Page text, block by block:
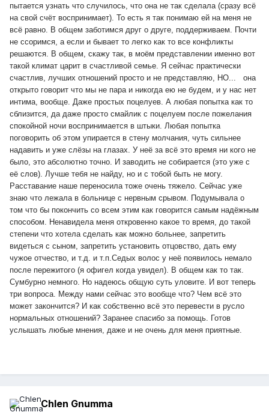
пытается узнать что случилось, что она не так сделала (сразу всё
на свой счёт воспринимает). То есть я так понимаю ей на меня не
всё равно. В общем заботимся друг о друге, поддерживаем. Почти
не ссоримся, а если и бывает то легко как то все конфликты
решаются. В общем, скажу так, в моём представлении именно вот
такой климат царит в счастливой семье. Я сейчас практически
счастлив, лучших отношений просто и не представляю, НО... она
открыто говорит что мы не пара и никогда ею не будем, и у нас нет
интима, вообще. Даже простых поцелуев. А любая попытка как то
сблизится, да даже просто смайлик с поцелуем после пожелания
спокойной ночи воспринимается в штыки. Любая попытка
поговорить об этом упирается в стену молчания, чуть сильнее
надавить и уже слёзы на глазах. У неё за всё это время ни кого не
было, это абсолютно точно. И заводить не собирается (это уже с
её слов). Лучше тебя не найду, но и с тобой быть не могу.
Расставание наше переносила тоже очень тяжело. Сейчас уже
знаю что лежала в больнице с нервным срывом. Подумывала о
том что бы покончить со всем этим как говорится самым надёжным
способом. Ненавидела меня откровенно какое то время, до такой
степени что хотела сделать как можно больнее, запретить
видеться с сыном, запретить установить отцовство, дать ему
чужое отчество, и т.д. и т.п.Седых волос у неё появилось немало
после пережитого (я офигел когда увидел). В общем как то так.
Сумбурно немного. Но надеюсь общую суть уловите. И вот теперь
три вопроса. Между нами сейчас это вообще что? Чем всё это
может закончится? И как собственно всё это перевести в русло
нормальных отношений? Заранее спасибо за помощь. Готов
услышать любые мнения, даже и не очень для меня приятные.
Chlen Gnumma